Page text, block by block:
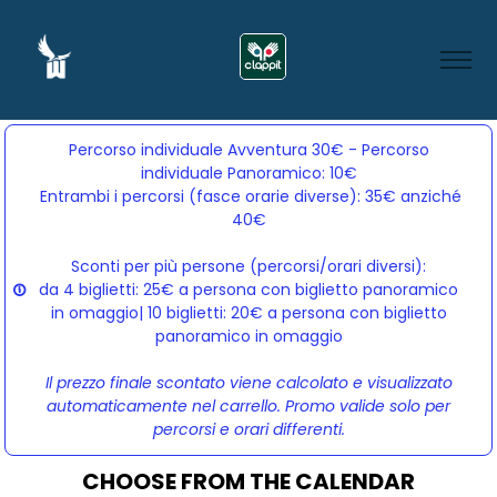
Percorso individuale Avventura 30€ - Percorso
individuale Panoramico: 10€
Entrambi i percorsi (fasce orarie diverse): 35€ anziché
40€
Sconti per più persone (percorsi/orari diversi):
da 4 biglietti: 25€ a persona con biglietto panoramico
in omaggio| 10 biglietti: 20€ a persona con biglietto
panoramico in omaggio
Il prezzo finale scontato viene calcolato e visualizzato
automaticamente nel carrello. Promo valide solo per
percorsi e orari differenti.
CHOOSE FROM THE CALENDAR